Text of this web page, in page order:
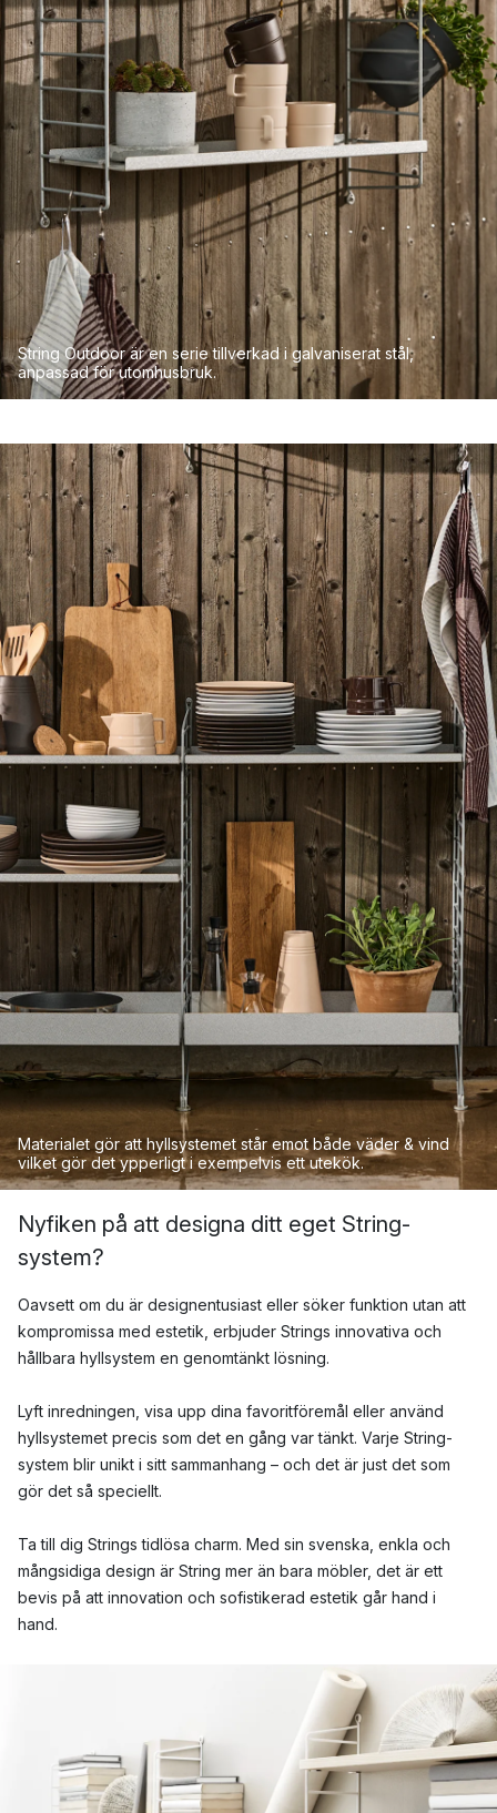
String Outdoor är en serie tillverkad i galvaniserat stål,
anpassad för utomhusbruk.
Materialet gör att hyllsystemet står emot både väder & vind
vilket gör det ypperligt i exempelvis ett utekök.
Nyfiken på att designa ditt eget String-
system?
Oavsett om du är designentusiast eller söker funktion utan att
kompromissa med estetik, erbjuder Strings innovativa och
hållbara hyllsystem en genomtänkt lösning.
Lyft inredningen, visa upp dina favoritföremål eller använd
hyllsystemet precis som det en gång var tänkt. Varje String-
system blir unikt i sitt sammanhang – och det är just det som
gör det så speciellt.
Ta till dig Strings tidlösa charm. Med sin svenska, enkla och
mångsidiga design är String mer än bara möbler, det är ett
bevis på att innovation och sofistikerad estetik går hand i
hand.